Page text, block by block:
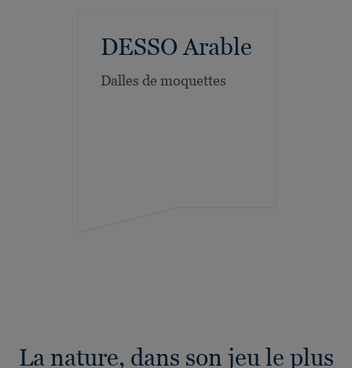
DESSO Arable
Dalles de moquettes
La nature, dans son jeu le plus